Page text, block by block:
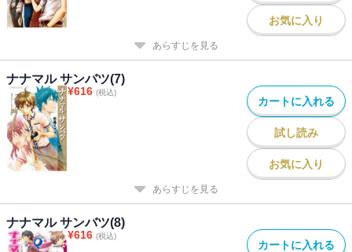
お気に入り
あらすじを見る
ナナマル サンバツ(7)
¥616 (税込)
カートに入れる
試し読み
お気に入り
あらすじを見る
ナナマル サンバツ(8)
¥616 (税込)
カートに入れる